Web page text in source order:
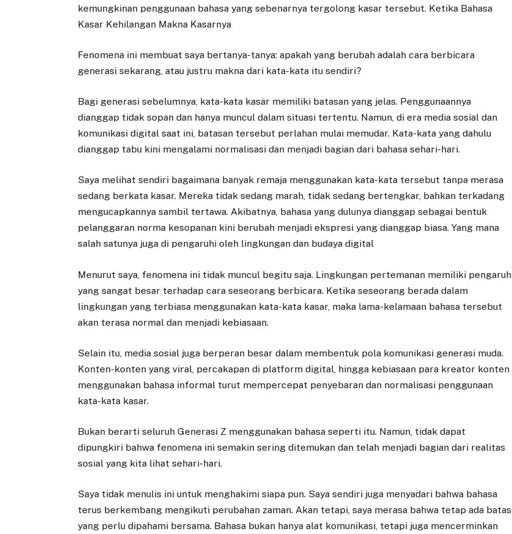
kemungkinan penggunaan bahasa yang sebenarnya tergolong kasar tersebut. Ketika Bahasa
Kasar Kehilangan Makna Kasarnya
Fenomena ini membuat saya bertanya-tanya: apakah yang berubah adalah cara berbicara
generasi sekarang, atau justru makna dari kata-kata itu sendiri?
Bagi generasi sebelumnya, kata-kata kasar memiliki batasan yang jelas. Penggunaannya
dianggap tidak sopan dan hanya muncul dalam situasi tertentu. Namun, di era media sosial dan
komunikasi digital saat ini, batasan tersebut perlahan mulai memudar. Kata-kata yang dahulu
dianggap tabu kini mengalami normalisasi dan menjadi bagian dari bahasa sehari-hari.
Saya melihat sendiri bagaimana banyak remaja menggunakan kata-kata tersebut tanpa merasa
sedang berkata kasar. Mereka tidak sedang marah, tidak sedang bertengkar, bahkan terkadang
mengucapkannya sambil tertawa. Akibatnya, bahasa yang dulunya dianggap sebagai bentuk
pelanggaran norma kesopanan kini berubah menjadi ekspresi yang dianggap biasa. Yang mana
salah satunya juga di pengaruhi oleh lingkungan dan budaya digital
Menurut saya, fenomena ini tidak muncul begitu saja. Lingkungan pertemanan memiliki pengaruh
yang sangat besar terhadap cara seseorang berbicara. Ketika seseorang berada dalam
lingkungan yang terbiasa menggunakan kata-kata kasar, maka lama-kelamaan bahasa tersebut
akan terasa normal dan menjadi kebiasaan.
Selain itu, media sosial juga berperan besar dalam membentuk pola komunikasi generasi muda.
Konten-konten yang viral, percakapan di platform digital, hingga kebiasaan para kreator konten
menggunakan bahasa informal turut mempercepat penyebaran dan normalisasi penggunaan
kata-kata kasar.
Bukan berarti seluruh Generasi Z menggunakan bahasa seperti itu. Namun, tidak dapat
dipungkiri bahwa fenomena ini semakin sering ditemukan dan telah menjadi bagian dari realitas
sosial yang kita lihat sehari-hari.
Saya tidak menulis ini untuk menghakimi siapa pun. Saya sendiri juga menyadari bahwa bahasa
terus berkembang mengikuti perubahan zaman. Akan tetapi, saya merasa bahwa tetap ada batas
yang perlu dipahami bersama. Bahasa bukan hanya alat komunikasi, tetapi juga mencerminkan